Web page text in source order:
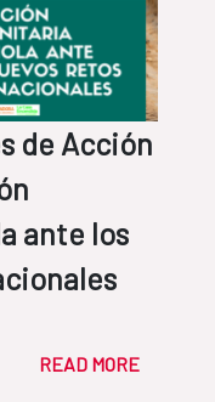
de Acción
ante los
READ MORE